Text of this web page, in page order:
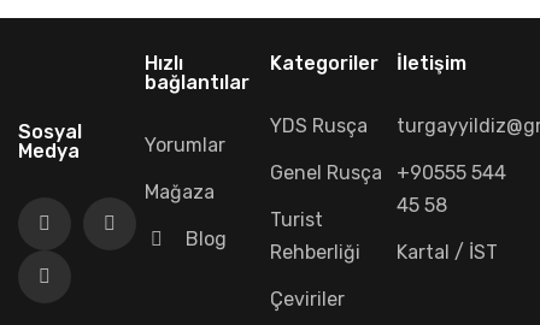
Sosyal
Medya
Hızlı
bağlantılar
Yorumlar
Mağaza
Blog
Kategoriler
YDS Rusça
Genel Rusça
Turist
Rehberliği
Çeviriler
İletişim
+90555 544
45 58
Kartal / İST